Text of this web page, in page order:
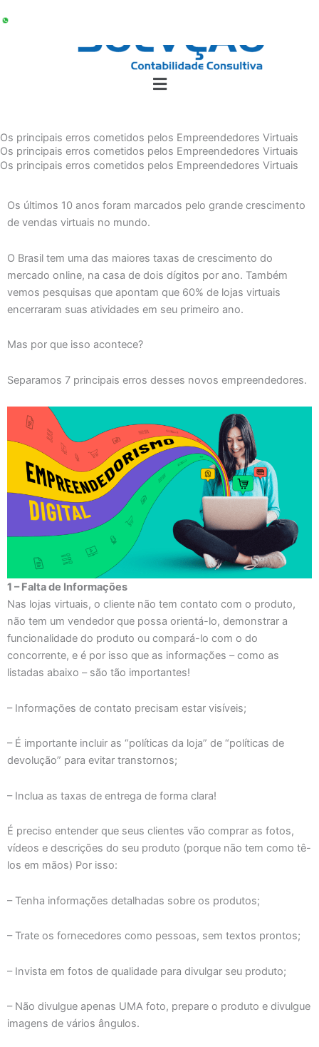
para
Os principais erros cometidos pelos Empreendedores Virtuais
Os principais erros cometidos pelos Empreendedores Virtuais
Os principais erros cometidos pelos Empreendedores Virtuais
Os últimos 10 anos foram marcados pelo grande crescimento
de vendas virtuais no mundo.
O Brasil tem uma das maiores taxas de crescimento do
mercado online, na casa de dois dígitos por ano. Também
vemos pesquisas que apontam que 60% de lojas virtuais
encerraram suas atividades em seu primeiro ano.
Mas por que isso acontece?
Separamos 7 principais erros desses novos empreendedores.
1 – Falta de Informações
Nas lojas virtuais, o cliente não tem contato com o produto,
não tem um vendedor que possa orientá-lo, demonstrar a
funcionalidade do produto ou compará-lo com o do
concorrente, e é por isso que as informações – como as
listadas abaixo – são tão importantes!
– Informações de contato precisam estar visíveis;
– É importante incluir as “políticas da loja” de “políticas de
devolução” para evitar transtornos;
– Inclua as taxas de entrega de forma clara!
É preciso entender que seus clientes vão comprar as fotos,
vídeos e descrições do seu produto (porque não tem como tê-
los em mãos) Por isso:
– Tenha informações detalhadas sobre os produtos;
– Trate os fornecedores como pessoas, sem textos prontos;
– Invista em fotos de qualidade para divulgar seu produto;
– Não divulgue apenas UMA foto, prepare o produto e divulgue
imagens de vários ângulos.